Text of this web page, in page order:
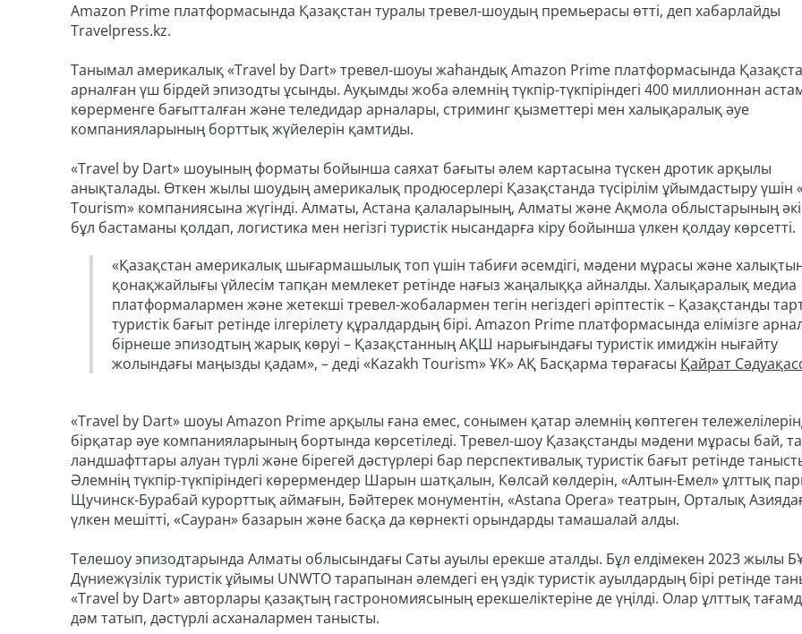
Amazon Prime платформасында Қазақстан туралы тревел-шоудың премьерасы өтті, деп хабарлайды
Travelpress.kz.
Танымал америкалық «Travel by Dart» тревел-шоуы жаһандық Amazon Prime платформасында
арналған үш бірдей эпизодты ұсынды. Ауқымды жоба әлемнің түкпір-түкпіріндегі 400 миллионнан
көрерменге бағытталған және теледидар арналары, стриминг қызметтері мен халықаралық әуе
компанияларының борттық жүйелерін қамтиды.
«Travel by Dart» шоуының форматы бойынша саяхат бағыты әлем картасына түскен дротик арқылы
анықталады. Өткен жылы шоудың америкалық продюсерлері Қазақстанда түсірілім ұйымдастыру үшін
Tourism» компаниясына жүгінді. Алматы, Астана қалаларының, Алматы және Ақмола облыстарының
бұл бастаманы қолдап, логистика мен негізгі туристік нысандарға кіру бойынша үлкен қолдау көрсетті.
«Қазақстан америкалық шығармашылық топ үшін табиғи әсемдігі, мәдени мұрасы және
қонақжайлығы үйлесім тапқан мемлекет ретінде нағыз жаңалыққа айналды. Халықаралық медиа
платформалармен және жетекші тревел-жобалармен тегін негіздегі әріптестік – Қазақстанды
туристік бағыт ретінде ілгерілету құралдардың бірі. Amazon Prime платформасында елімізге
бірнеше эпизодтың жарық көруі – Қазақстанның АҚШ нарығындағы туристік имиджін нығайту
жолындағы маңызды қадам», – деді «Kazakh Tourism» ҰК» АҚ Басқарма төрағасы Қайрат
«Travel by Dart» шоуы Amazon Prime арқылы ғана емес, сонымен қатар әлемнің көптеген
бірқатар әуе компанияларының бортында көрсетіледі. Тревел-шоу Қазақстанды мәдени мұрасы бай,
ландшафттары алуан түрлі және бірегей дәстүрлері бар перспективалық туристік бағыт ретінде
Әлемнің түкпір-түкпіріндегі көрермендер Шарын шатқалын, Көлсай көлдерін, «Алтын-Емел» ұлттық
Щучинск-Бурабай курорттық аймағын, Бәйтерек монументін, «Astana Opera» театрын, Орталық
үлкен мешітті, «Сауран» базарын және басқа да көрнекті орындарды тамашалай алды.
Телешоу эпизодтарында Алматы облысындағы Саты ауылы ерекше аталды. Бұл елдімекен 2023 жылы
Дүниежүзілік туристік ұйымы UNWTO тарапынан әлемдегі ең үздік туристік ауылдардың бірі ретінде
«Travel by Dart» авторлары қазақтың гастрономиясының ерекшеліктеріне де үңілді. Олар ұлттық
дәм татып, дәстүрлі асханалармен танысты.